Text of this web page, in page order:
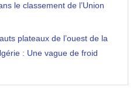
le classement de l’Union
plateaux de l’ouest de la
: Une vague de froid